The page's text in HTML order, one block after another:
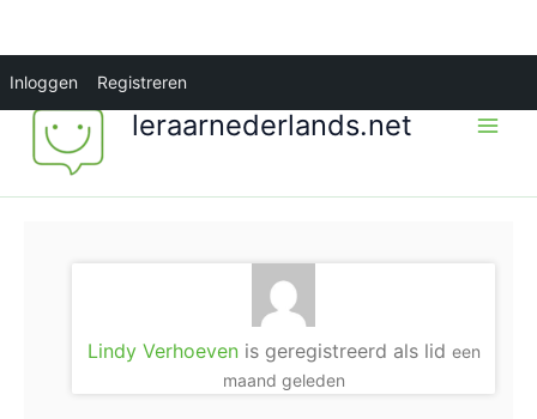
Inloggen Registreren
inhoud
leraarnederlands.net
Lindy Verhoevenis geregistreerd als lid een
maand geleden